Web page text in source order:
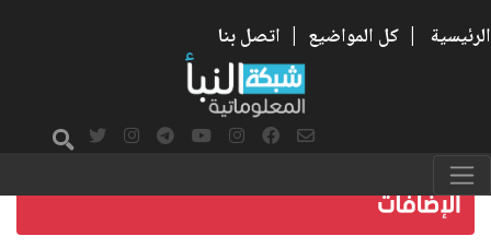
الرئيسية | كل المواضيع | اتصل بنا